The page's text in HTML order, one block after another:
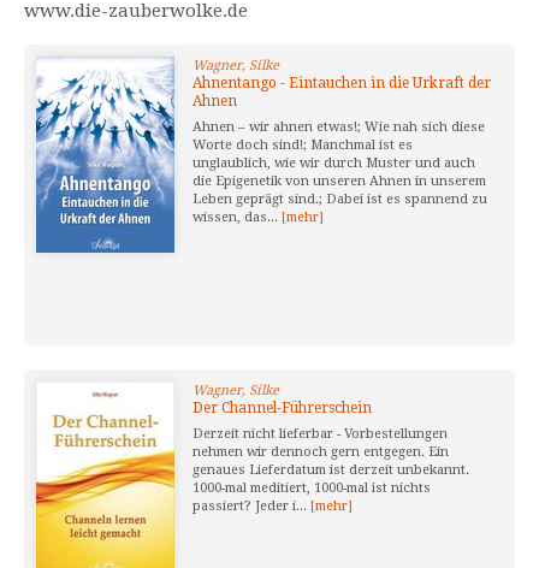
www.die-zauberwolke.de
Wagner, Silke
Ahnentango - Eintauchen in die Urkraft der
Ahnen
Ahnen – wir ahnen etwas!; Wie nah sich diese
Worte doch sind!; Manchmal ist es
unglaublich, wie wir durch Muster und auch
die Epigenetik von unseren Ahnen in unserem
Leben geprägt sind.; Dabei ist es spannend zu
wissen, das... [mehr]
Wagner, Silke
Der Channel-Führerschein
Derzeit nicht lieferbar - Vorbestellungen
nehmen wir dennoch gern entgegen. Ein
genaues Lieferdatum ist derzeit unbekannt.
1000-mal meditiert, 1000-mal ist nichts
passiert? Jeder i... [mehr]